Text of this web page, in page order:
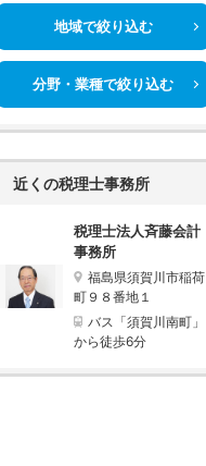
地域で絞り込む
分野・業種で絞り込む
近くの税理士事務所
税理士法人斉藤会計
事務所
福島県須賀川市稲荷
町９８番地１
バス「須賀川南町」
から徒歩6分